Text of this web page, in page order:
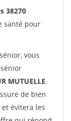
38270
santé pour
vous
MUTUELLE.
de bien
évitera les